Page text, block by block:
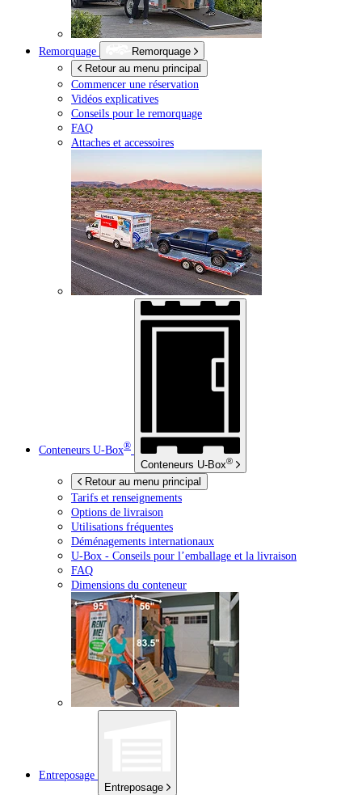
Remorquage
Remorquage
Retour au menu principal
Commencer une réservation
Vidéos explicatives
Conseils pour le remorquage
FAQ
Attaches et accessoires
Conteneurs U-Box®
Conteneurs U-Box®
Retour au menu principal
Tarifs et renseignements
Options de livraison
Utilisations fréquentes
Déménagements internationaux
U-Box - Conseils pour l’emballage et la livraison
FAQ
Dimensions du conteneur
Entreposage
Entreposage